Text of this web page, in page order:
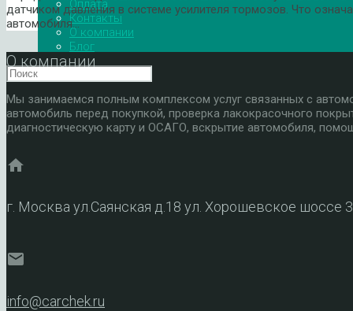
Оплата
Контакты
О компании
Блог
датчиком давления в системе усилителя тормозов. Что
автомобиля…
О компании
Мы занимаемся полным комплексом услуг связанных с
автомобиль перед покупкой, проверка лакокрасочного
диагностическую карту и ОСАГО, вскрытие автомобиля,
home
г. Москва ул.Саянская д.18 ул. Хорошевское шоссе
mail
info@carchek.ru